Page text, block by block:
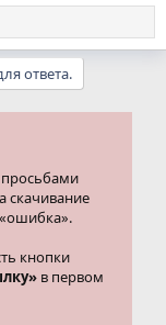
ответа.
просьбами
скачивание
кнопки
в первом